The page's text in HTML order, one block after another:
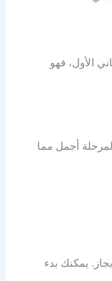
الأول، فهو
أجمل مما
يمكنك بدء